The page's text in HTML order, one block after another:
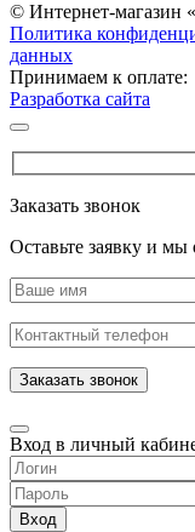
© Интернет-магазин
Политика
данных
Принимаем к оплате:
Разработка сайта
Заказать звонок
Оставьте заявку и мы
Заказать звонок
Вход в личный
Вход